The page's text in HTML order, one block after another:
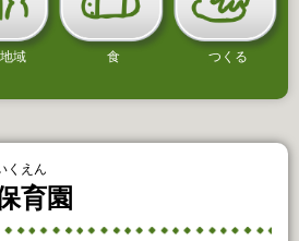
域 食 つくる
くえん
育園